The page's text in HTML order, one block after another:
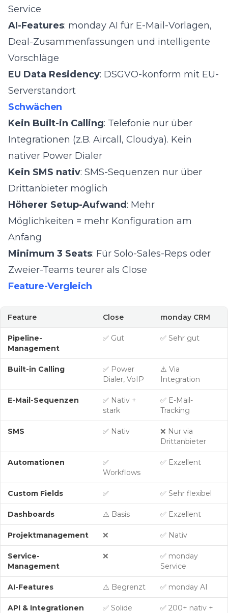
Service
AI-Features: monday AI für E-Mail-Vorlagen,
Deal-Zusammenfassungen und intelligente
Vorschläge
EU Data Residency: DSGVO-konform mit EU-
Serverstandort
Schwächen
Kein Built-in Calling: Telefonie nur über
Integrationen (z.B. Aircall, Cloudya). Kein
nativer Power Dialer
Kein SMS nativ: SMS-Sequenzen nur über
Drittanbieter möglich
Höherer Setup-Aufwand : Mehr
Möglichkeiten = mehr Konfiguration am
Anfang
Minimum 3 Seats: Für Solo-Sales-Reps oder
Zweier-Teams teurer als Close
Feature-Vergleich
Feature Close monday CRM
Pipeline-
Management
✅ Gut ✅ Sehr gut
Built-in Calling
✅ Power
Dialer, VoIP
⚠️ Via
Integration
E-Mail-Sequenzen
✅ Nativ +
stark
✅ E-Mail-
Tracking
SMS ✅ Nativ
❌ Nur via
Drittanbieter
Automationen
✅
Workflows
✅ Exzellent
Custom Fields ✅ ✅ Sehr flexibel
Dashboards ⚠️ Basis ✅ Exzellent
Projektmanagement ❌ ✅ Nativ
Service-
Management
❌
✅ monday
Service
AI-Features ⚠️ Begrenzt ✅ monday AI
API & Integrationen ✅ Solide
✅ 200+ nativ +